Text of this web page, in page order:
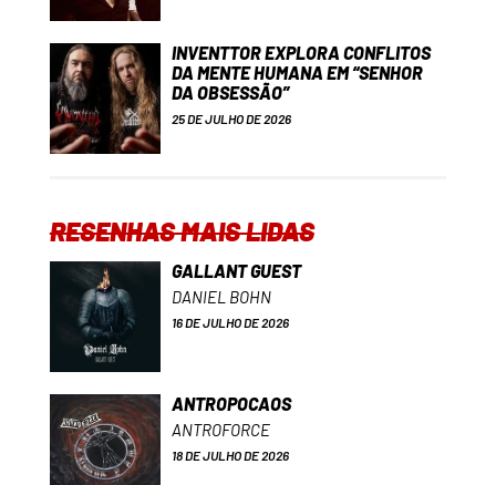
INVENTTOR EXPLORA CONFLITOS
DA MENTE HUMANA EM “SENHOR
DA OBSESSÃO”
25 DE JULHO DE 2026
RESENHAS MAIS LIDAS
GALLANT GUEST
DANIEL BOHN
16 DE JULHO DE 2026
ANTROPOCAOS
ANTROFORCE
18 DE JULHO DE 2026